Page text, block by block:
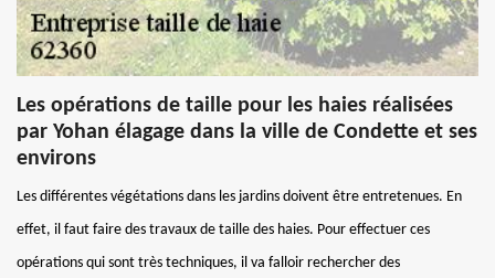
Les opérations de taille pour les haies réalisées
par Yohan élagage dans la ville de Condette et ses
environs
Les différentes végétations dans les jardins doivent être entretenues. En
effet, il faut faire des travaux de taille des haies. Pour effectuer ces
opérations qui sont très techniques, il va falloir rechercher des